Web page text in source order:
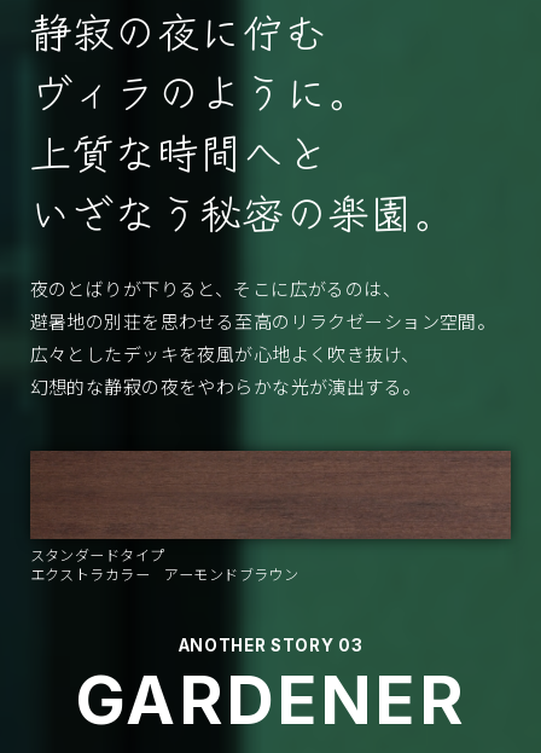
静寂の夜に佇む
ヴィラのように。
上質な時間へと
いざなう秘密の楽園。
夜のとばりが下りると、そこに広がるのは、
避暑地の別荘を思わせる至高のリラクゼーション空間。
広々としたデッキを夜風が心地よく吹き抜け、
幻想的な静寂の夜をやわらかな光が演出する。
スタンダードタイプ
エクストラカラー アーモンドブラウン
ANOTHER STORY 03
GARDENER